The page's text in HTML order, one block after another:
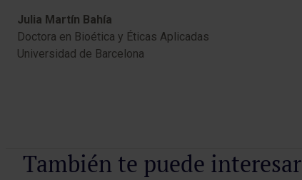
Julia Martín Bahía
Doctora en Bioética y Éticas Aplicadas
Universidad de Barcelona
También te puede interesar